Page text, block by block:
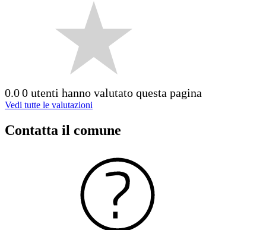
0.00 utenti hanno valutato questa pagina
Vedi tutte le valutazioni
Contatta il comune